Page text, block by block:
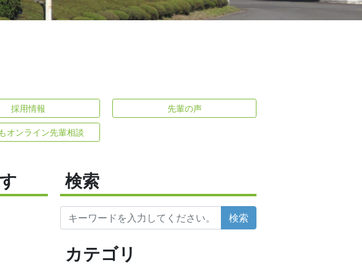
採用情報 先輩の声
オンライン先輩相談
検索
検索
カテゴリ